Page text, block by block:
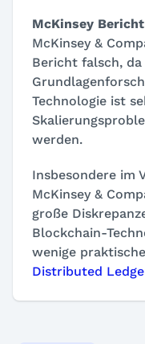
McKinsey Bericht
McKinsey &
Bericht falsch,
Technologie ist
werden.
Insbesondere im
McKinsey &
große
Blockchain-
wenige
Distributed